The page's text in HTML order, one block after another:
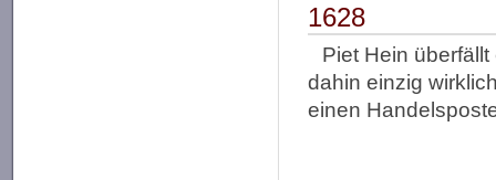
1628
Piet Hein
dahin einzig
einen